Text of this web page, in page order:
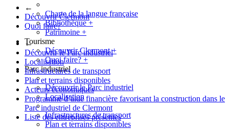
←
Découvrir Clermont
Quoi faire?
←
Découvrir le Parc industriel
Localisation
Infrastructures de transport
Plan et terrains disponibles
Acteurs économiques
Programme d’aide financière favorisant la construction dans le
Parc industriel de Clermont
Liste des entreprises présentes
Charte de la langue française
Bibliothèque+
Patrimoine +
Tourisme
Découvrir Clermont+
Quoi faire? +
Parc industriel
Découvrir le Parc industriel
Localisation
Infrastructures de transport
Plan et terrains disponibles